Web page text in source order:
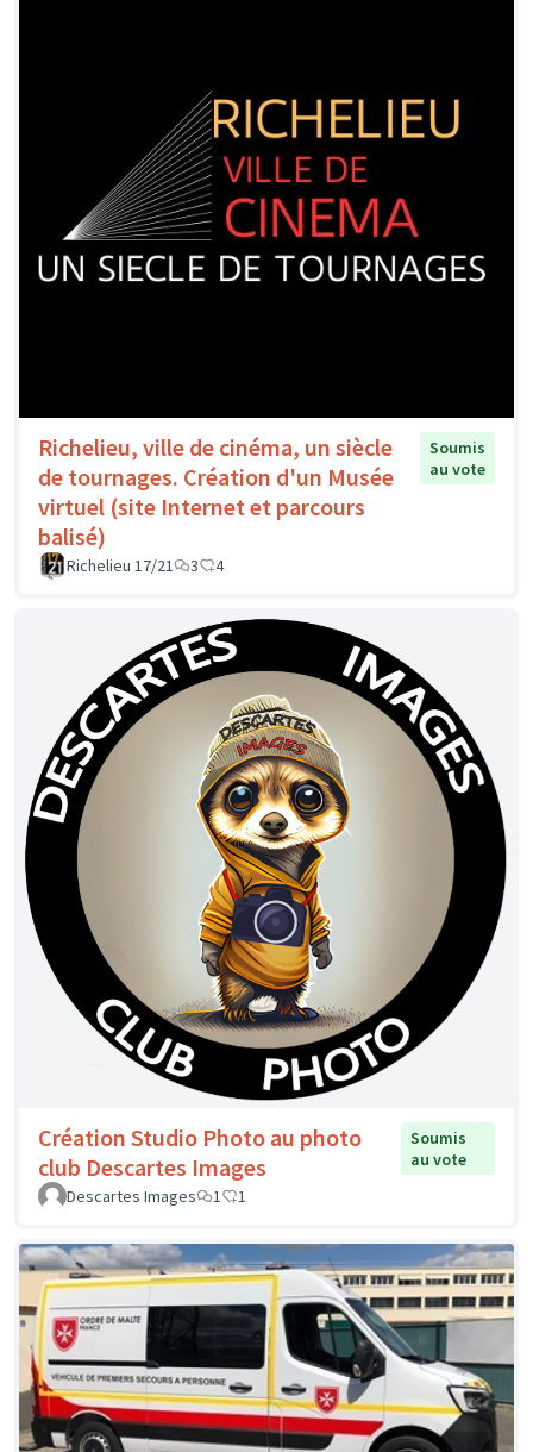
Richelieu, ville de cinéma, un siècle
de tournages. Création d'un Musée
virtuel (site Internet et parcours
balisé)
Soumis
au vote
Richelieu 17/21 3 4
Création Studio Photo au photo
club Descartes Images
Soumis
au vote
Descartes Images
1 1